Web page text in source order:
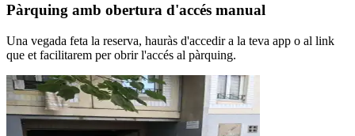
Pàrquing amb obertura d'accés manual
Una vegada feta la reserva, hauràs d'accedir a la teva app o al link
que et facilitarem per obrir l'accés al pàrquing.